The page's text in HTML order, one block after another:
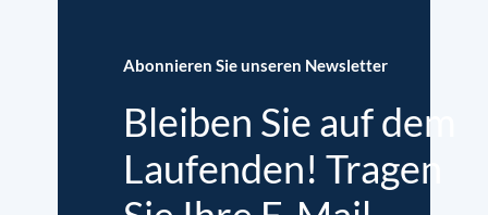
Abonnieren Sie unseren Newsletter
Bleiben Sie auf dem
Laufenden! Tragen